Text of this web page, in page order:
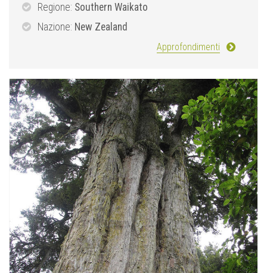
Regione: Southern Waikato
Nazione: New Zealand
Approfondimenti